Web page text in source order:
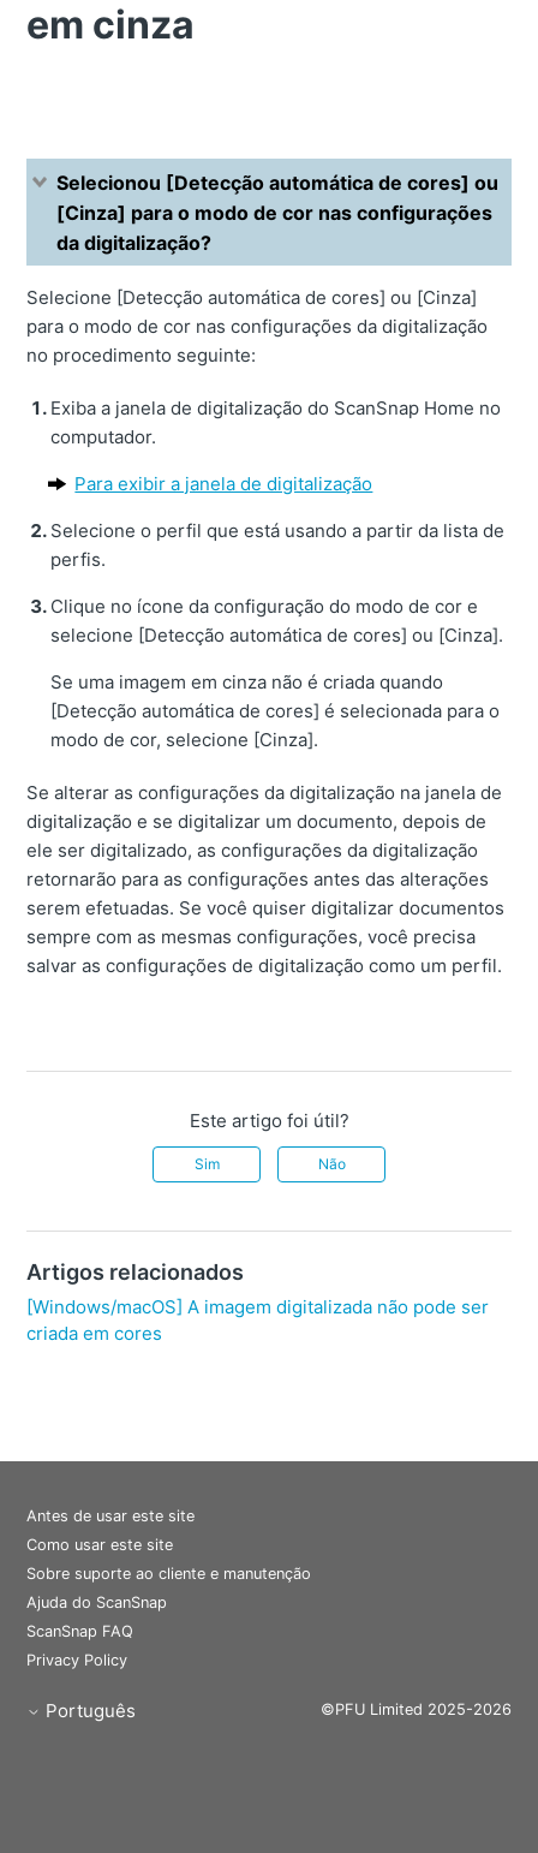
em cinza
Selecionou [Detecção automática de cores] ou
[Cinza] para o modo de cor nas configurações
da digitalização?
Selecione [Detecção automática de cores] ou [Cinza]
para o modo de cor nas configurações da digitalização
no procedimento seguinte:
Exiba a janela de digitalização do ScanSnap Home no
computador.
Para exibir a janela de digitalização
Selecione o perfil que está usando a partir da lista de
perfis.
Clique no ícone da configuração do modo de cor e
selecione [Detecção automática de cores] ou [Cinza].
Se uma imagem em cinza não é criada quando
[Detecção automática de cores] é selecionada para o
modo de cor, selecione [Cinza].
Se alterar as configurações da digitalização na janela de
digitalização e se digitalizar um documento, depois de
ele ser digitalizado, as configurações da digitalização
retornarão para as configurações antes das alterações
serem efetuadas. Se você quiser digitalizar documentos
sempre com as mesmas configurações, você precisa
salvar as configurações de digitalização como um perfil.
Este artigo foi útil?
Sim Não
Artigos relacionados
[Windows/macOS] A imagem digitalizada não pode ser
criada em cores
Antes de usar este site
Como usar este site
Sobre suporte ao cliente e manutenção
Ajuda do ScanSnap
ScanSnap FAQ
Privacy Policy
Português ©PFU Limited 2025-2026